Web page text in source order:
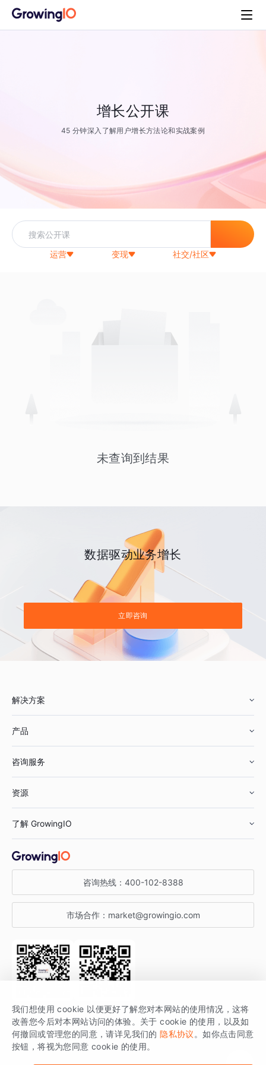
增长公开课
45 分钟深入了解用户增长方法论和实战案例
运营 变现 社交/社区
未查询到结果
数据驱动业务增长
立即咨询
解决方案
鞋服行业
汽车行业
金融行业
产品
智能运营
获客分析
咨询服务
资源
增长公开课
增长博客
开发者文档
SDK 文档
场景指南
了解 GrowingIO
关于 GrowingIO
增长大会
行业活动
咨询热线： 400-102-8388
市场合作： market@growingio.com
关注公众号 获取更多干货
GrowingIO 是专注于数据智能分析与增长的品牌，核心平台为 GrowingIO
分析云。
我们想使用 cookie 以便更好了解您对本网站的使用情况，这将
改善您今后对本网站访问的体验。关于 cookie 的使用，以及如
何撤回或管理您的同意，请详见我们的 隐私协议 。如你点击同意
按钮，将视为您同意 cookie 的使用。